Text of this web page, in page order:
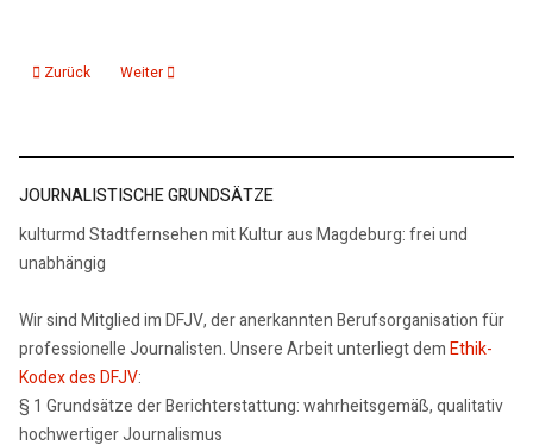
Vorheriger Beitrag: State of M Joachim Brohm Fotografien
Zurück Nächster Beitrag: Bauhaus - ein immerwährendes Thema
Weiter
JOURNALISTISCHE GRUNDSÄTZE
kulturmd Stadtfernsehen mit Kultur aus Magdeburg: frei und
unabhängig
Wir sind Mitglied im DFJV, der anerkannten Berufsorganisation für
professionelle Journalisten. Unsere Arbeit unterliegt demEthik-
Kodex des DFJV:
§ 1 Grundsätze der Berichterstattung: wahrheitsgemäß, qualitativ
hochwertiger Journalismus